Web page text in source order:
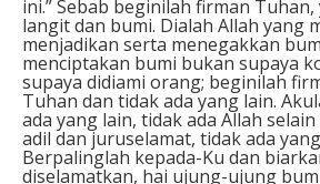
ini.” Sebab beginilah firman
langit dan bumi. Dialah Allah yang
menjadikan serta menegakkan
menciptakan bumi bukan supaya
supaya didiami orang; beginilah
Tuhan dan tidak ada yang lain.
ada yang lain, tidak ada Allah
adil dan juruselamat, tidak ada
Berpalinglah kepada-Ku dan
diselamatkan, hai ujung-ujung